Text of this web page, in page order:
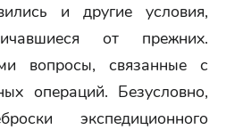
и другие условия,
от прежних.
вопросы, связанные с
операций. Безусловно,
экспедиционного